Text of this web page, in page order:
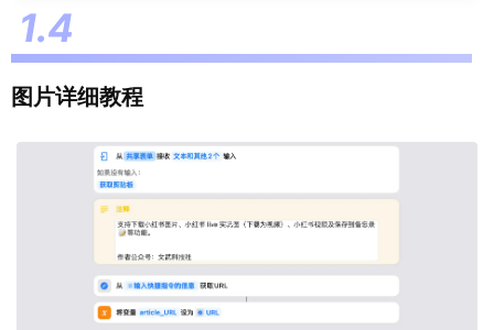
图片详细教程